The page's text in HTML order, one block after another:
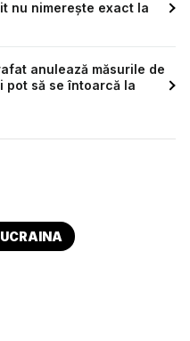
nu nimerește exact la
anulează măsurile de
pot să se întoarcă la